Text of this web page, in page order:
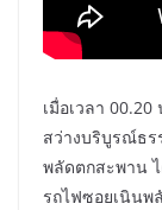
เมื่อเวลา
สว่างบริบูรณ์ธร
พลัดตกสะพาน
รถไฟซอยเนินพ